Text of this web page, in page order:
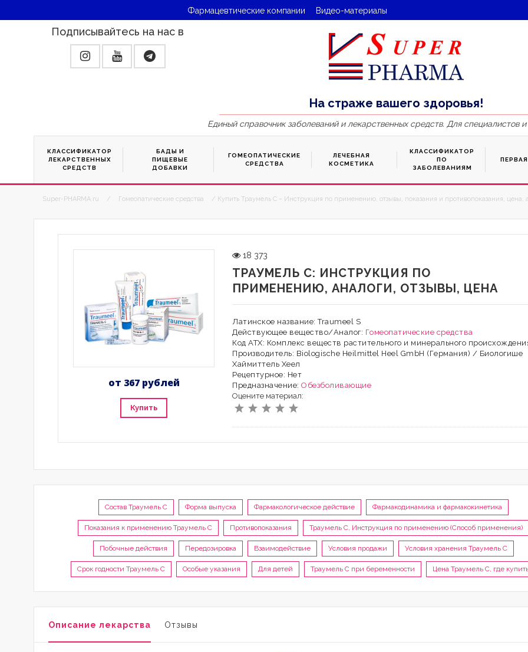
Фармацевтические компании Видео-материалы
Подписывайтесь на нас в
На страже вашего здоровья!
Единый справочник заболеваний и лекарственных средств. Для специалистов
КЛАССИФИКАТОР
ЛЕКАРСТВЕННЫХ
СРЕДСТВ
БАДЫ И
ПИЩЕВЫЕ
ДОБАВКИ
ГОМЕОПАТИЧЕСКИЕ
СРЕДСТВА
ЛЕЧЕБНАЯ
КОСМЕТИКА
КЛАССИФИКАТОР
ПО
ЗАБОЛЕВАНИЯМ
Super-PHARMA.ru / Гомеопатические средства / Купить Траумель С – Инструкция по применению, отзывы, показания и противопоказания, цена,
от 367 рублей
Купить
18 373
ТРАУМЕЛЬ С: ИНСТРУКЦИЯ ПО
ПРИМЕНЕНИЮ, АНАЛОГИ, ОТЗЫВЫ, ЦЕНА
Латинское название: Traumeel S
Действующее вещество/Аналог: Гомеопатические средства
Код АТХ: Комплекс веществ растительного и минерального
Производитель: Biologische Heilmittel Heel GmbH (Германия) / Биологише
Хаймиттель Хеел
Рецептурное: Нет
Предназначение:Обезболивающие
Оцените материал:
Состав Траумель С Форма выпуска Фармакологическое действие Фармакодинамика и фармакокинетика
Показания к применению Траумель С Противопоказания Траумель С, Инструкция по применению (Способ применения)
Побочные действия Передозировка Взаимодействие Условия продажи Условия хранения Траумель С
Срок годности Траумель С Особые указания Для детей Траумель С при беременности Цена Траумель С, где
Описание лекарства Отзывы